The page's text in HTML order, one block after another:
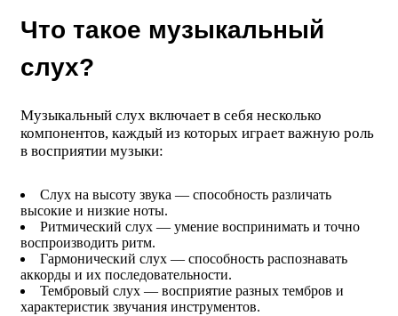
Что такое музыкальный
слух?
Музыкальный слух включает в себя несколько
компонентов, каждый из которых играет важную роль
в восприятии музыки:
Слух на высоту звука — способность различать
высокие и низкие ноты.
Ритмический слух — умение воспринимать и точно
воспроизводить ритм.
Гармонический слух — способность распознавать
аккорды и их последовательности.
Тембровый слух — восприятие разных тембров и
характеристик звучания инструментов.